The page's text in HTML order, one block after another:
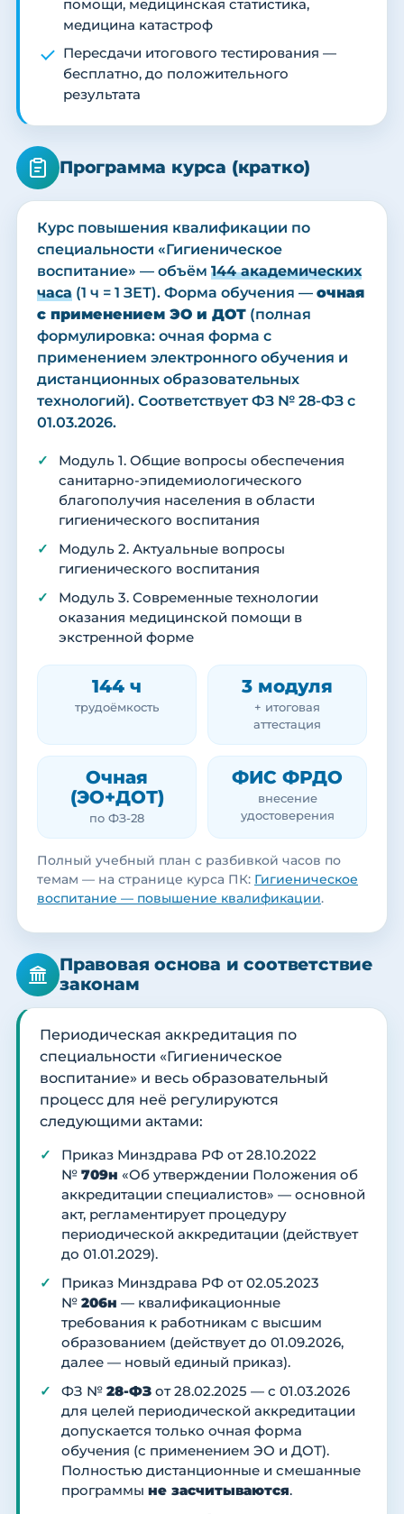
помощи, медицинская статистика,
медицина катастроф
Пересдачи итогового тестирования —
бесплатно, до положительного
результата
Программа курса (кратко)
Курс повышения квалификации по
специальности «Гигиеническое
воспитание» — объём 144 академических
часа (1 ч = 1 ЗЕТ). Форма обучения — очная
с применением ЭО и ДОТ (полная
формулировка: очная форма с
применением электронного обучения и
дистанционных образовательных
технологий). Соответствует ФЗ № 28-ФЗ с
01.03.2026.
Модуль 1. Общие вопросы обеспечения
санитарно-эпидемиологического
благополучия населения в области
гигиенического воспитания
Модуль 2. Актуальные вопросы
гигиенического воспитания
Модуль 3. Современные технологии
оказания медицинской помощи в
экстренной форме
144 ч
трудоёмкость
3 модуля
+ итоговая
аттестация
Очная
(ЭО+ДОТ)
по ФЗ-28
ФИС ФРДО
внесение
удостоверения
Полный учебный план с разбивкой часов по
темам — на странице курса ПК: Гигиеническое
воспитание — повышение квалификации.
Правовая основа и соответствие
законам
Периодическая аккредитация по
специальности «Гигиеническое
воспитание» и весь образовательный
процесс для неё регулируются
следующими актами:
Приказ Минздрава РФ от 28.10.2022
№ 709н «Об утверждении Положения об
аккредитации специалистов» — основной
акт, регламентирует процедуру
периодической аккредитации (действует
до 01.01.2029).
Приказ Минздрава РФ от 02.05.2023
№ 206н — квалификационные
требования к работникам с высшим
образованием (действует до 01.09.2026,
далее — новый единый приказ).
ФЗ № 28-ФЗ от 28.02.2025 — с 01.03.2026
для целей периодической аккредитации
допускается только очная форма
обучения (с применением ЭО и ДОТ).
Полностью дистанционные и смешанные
программы не засчитываются.